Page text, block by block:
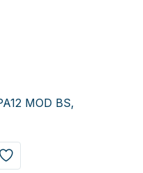
MOD BS,